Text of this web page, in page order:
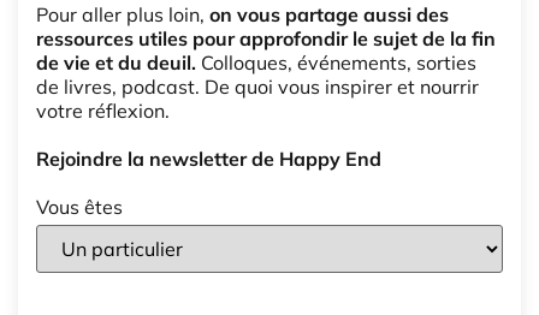
Pour aller plus loin, on vous partage aussi des
ressources utiles pour approfondir le sujet de la fin
de vie et du deuil. Colloques, événements, sorties
de livres, podcast. De quoi vous inspirer et nourrir
votre réflexion.
Rejoindre la newsletter de Happy End
Vous êtes